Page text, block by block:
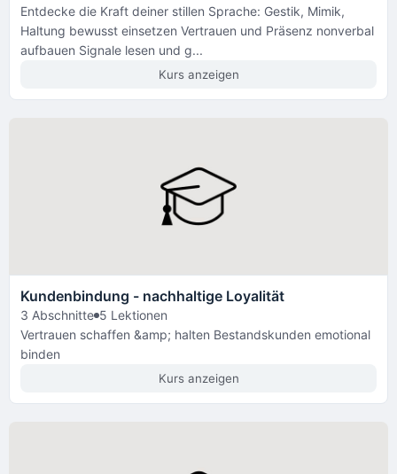
Entdecke die Kraft deiner stillen Sprache: Gestik, Mimik,
Haltung bewusst einsetzen Vertrauen und Präsenz nonverbal
aufbauen Signale lesen und g...
Kurs anzeigen
Kundenbindung - nachhaltige Loyalität
3 Abschnitte 5 Lektionen
Vertrauen schaffen &amp; halten Bestandskunden emotional
binden
Kurs anzeigen